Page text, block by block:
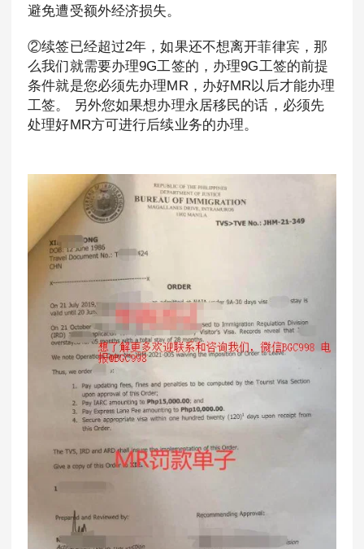
避免遭受额外经济损失。
②续签已经超过2年，如果还不想离开菲律宾，那
么我们就需要办理9G工签的，办理9G工签的前提
条件就是您必须先办理MR，办好MR以后才能办理
工签。 另外您如果想办理永居移民的话，必须先
处理好MR方可进行后续业务的办理。